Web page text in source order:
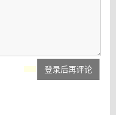
登录后再评论